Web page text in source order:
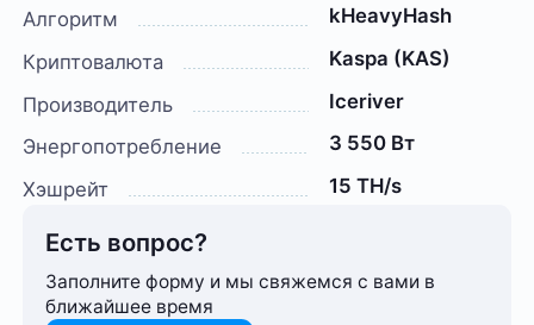
Алгоритм
kHeavyHash
Криптовалюта
Kaspa (KAS)
Производитель
Iceriver
Энергопотребление
3 550 Вт
Хэшрейт
15 TH/s
Есть вопрос?
Заполните форму и мы свяжемся с вами в
ближайшее время